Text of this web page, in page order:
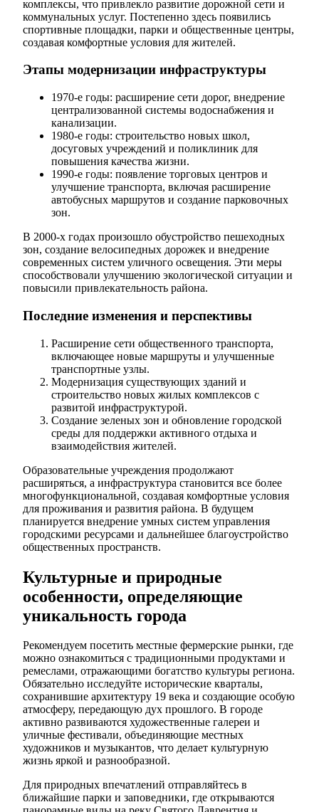
комплексы, что привлекло развитие дорожной сети и
коммунальных услуг. Постепенно здесь появились
спортивные площадки, парки и общественные центры,
создавая комфортные условия для жителей.
Этапы модернизации инфраструктуры
1970-е годы: расширение сети дорог, внедрение
централизованной системы водоснабжения и
канализации.
1980-е годы: строительство новых школ,
досуговых учреждений и поликлиник для
повышения качества жизни.
1990-е годы: появление торговых центров и
улучшение транспорта, включая расширение
автобусных маршрутов и создание парковочных
зон.
В 2000-х годах произошло обустройство пешеходных
зон, создание велосипедных дорожек и внедрение
современных систем уличного освещения. Эти меры
способствовали улучшению экологической ситуации и
повысили привлекательность района.
Последние изменения и перспективы
Расширение сети общественного транспорта,
включающее новые маршруты и улучшенные
транспортные узлы.
Модернизация существующих зданий и
строительство новых жилых комплексов с
развитой инфраструктурой.
Создание зеленых зон и обновление городской
среды для поддержки активного отдыха и
взаимодействия жителей.
Образовательные учреждения продолжают
расширяться, а инфраструктура становится все более
многофункциональной, создавая комфортные условия
для проживания и развития района. В будущем
планируется внедрение умных систем управления
городскими ресурсами и дальнейшее благоустройство
общественных пространств.
Культурные и природные
особенности, определяющие
уникальность города
Рекомендуем посетить местные фермерские рынки, где
можно ознакомиться с традиционными продуктами и
ремеслами, отражающими богатство культуры региона.
Обязательно исследуйте исторические кварталы,
сохранившие архитектуру 19 века и создающие особую
атмосферу, передающую дух прошлого. В городе
активно развиваются художественные галереи и
уличные фестивали, объединяющие местных
художников и музыкантов, что делает культурную
жизнь яркой и разнообразной.
Для природных впечатлений отправляйтесь в
ближайшие парки и заповедники, где открываются